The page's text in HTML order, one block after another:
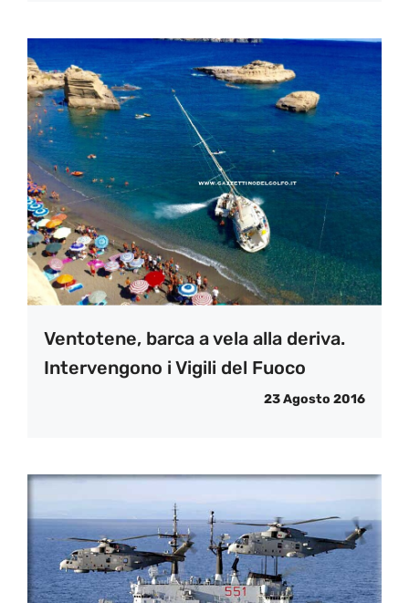
Ventotene, barca a vela alla deriva.
Intervengono i Vigili del Fuoco
23 Agosto 2016